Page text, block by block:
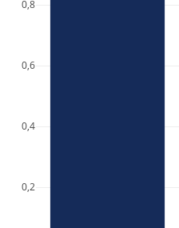
0,2
0,4
0,6
0,8